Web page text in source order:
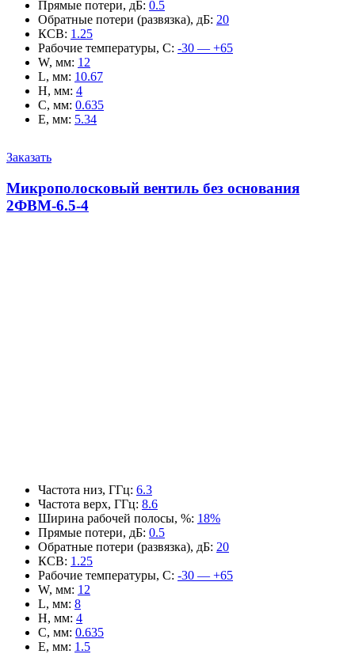
Прямые потери, дБ: 0.5
Обратные потери (развязка), дБ: 20
КСВ: 1.25
Рабочие температуры, С: -30 — +65
W, мм: 12
L, мм: 10.67
H, мм: 4
C, мм: 0.635
E, мм: 5.34
Заказать
Микрополосковый вентиль без основания
2ФВМ-6.5-4
Частота низ, ГГц: 6.3
Частота верх, ГГц: 8.6
Ширина рабочей полосы, %: 18%
Прямые потери, дБ: 0.5
Обратные потери (развязка), дБ: 20
КСВ: 1.25
Рабочие температуры, С: -30 — +65
W, мм: 12
L, мм: 8
H, мм: 4
C, мм: 0.635
E, мм: 1.5